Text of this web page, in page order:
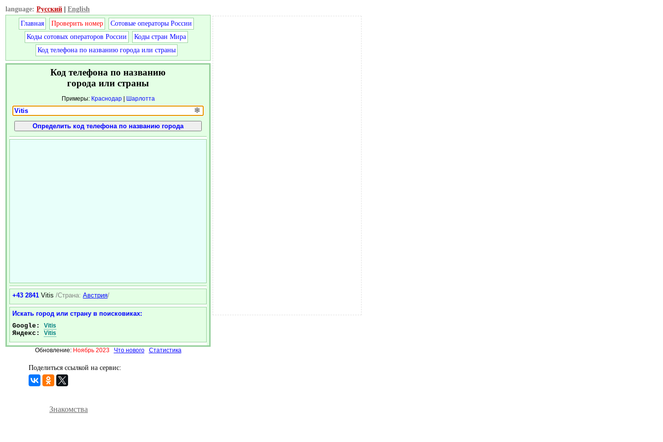
language: Русский
English
Главная
Проверить номер
Сотовые операторы России
Коды сотовых операторов России
Коды стран Мира
Код телефона по названию города или страны
Код телефона по названию
города или страны
Примеры: Краснодар| Шарлотта
❄
+43 2841 Vitis /Страна: Австрия/
Искать город или страну в поисковиках:
Google: Vitis
Яндекс: Vitis
Обновление: Ноябрь 2023 Что нового Статистика
Поделиться ссылкой на сервис:
Знакомства